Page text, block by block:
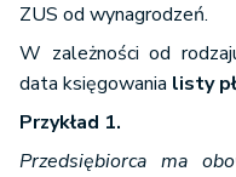
ZUS od wynagrodzeń.
W zależności od
data księgowania listy
Przykład 1.
Przedsiębiorca ma